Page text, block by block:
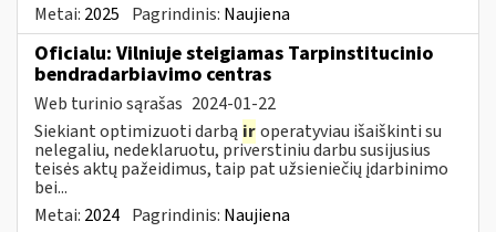
Metai: 2025 Pagrindinis: Naujiena
Oficialu: Vilniuje steigiamas Tarpinstitucinio
bendradarbiavimo centras
Web turinio sąrašas 2024-01-22
Siekiant optimizuoti darbą iroperatyviau išaiškinti su
nelegaliu, nedeklaruotu, priverstiniu darbu susijusius
teisės aktų pažeidimus, taip pat užsieniečių įdarbinimo
bei...
Metai: 2024 Pagrindinis: Naujiena